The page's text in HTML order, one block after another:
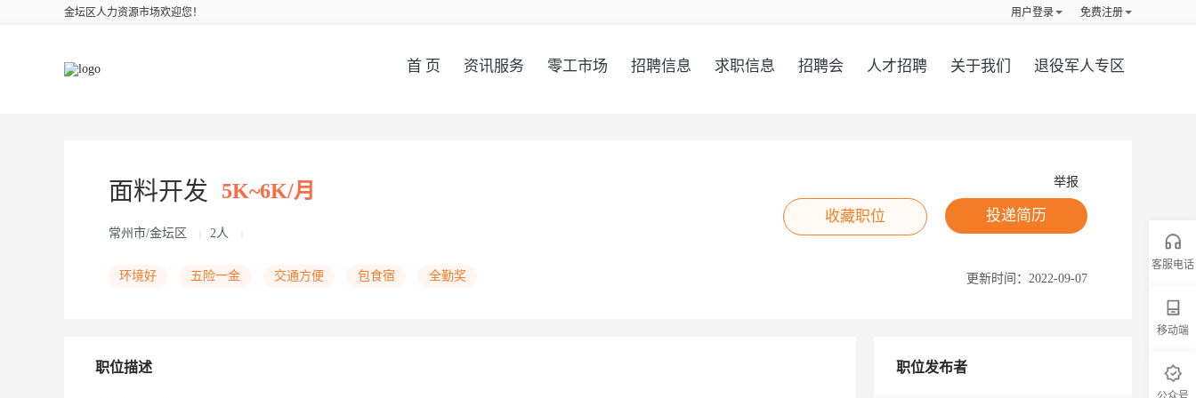
金坛区人力资源市场欢迎您！ 免费注册
用户登录
首 页 资讯服务 零工市场 招聘信息 求职信息 招聘会 人才招聘 关于我们 退役军人专区
面料开发 5K~6K/月
常州市/金坛区 2人
环境好 五险一金 交通方便 包食宿 全勤奖
举报
投递简历
收藏职位
更新时间： 2022-09-07
职位描述 职位发布者
客服电话
移动端